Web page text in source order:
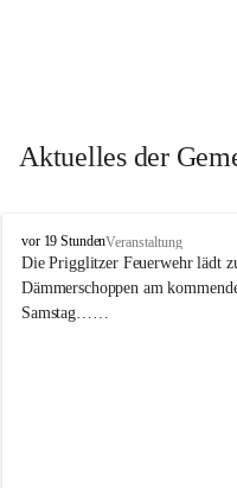
Aktuelles der
P
r
i
g
vor 19 StundenVeranstaltung
Die Prigglitzer Feuerwehr lädt
Dämmerschoppen am
Samstag……